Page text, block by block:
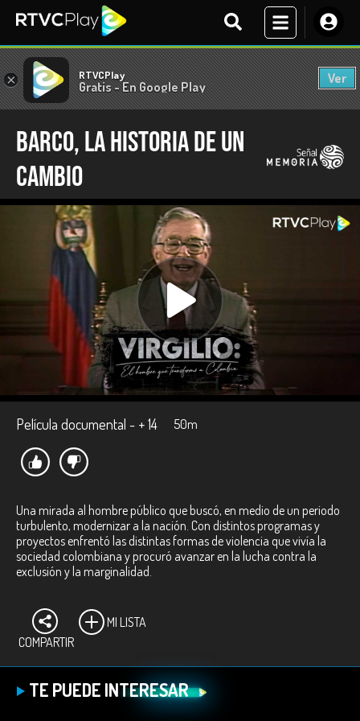
× RTVCPlay
Gratis - En Google Play
Ver
Barco, la historia de un
cambio
Película documental - + 14 50m
Una mirada al hombre público que buscó, en medio de un periodo
turbulento, modernizar a la nación. Con distintos programas y
proyectos enfrentó las distintas formas de violencia que vivía la
sociedad colombiana y procuró avanzar en la lucha contra la
exclusión y la marginalidad.
COMPARTIR
MI LISTA
TE PUEDE INTERESAR